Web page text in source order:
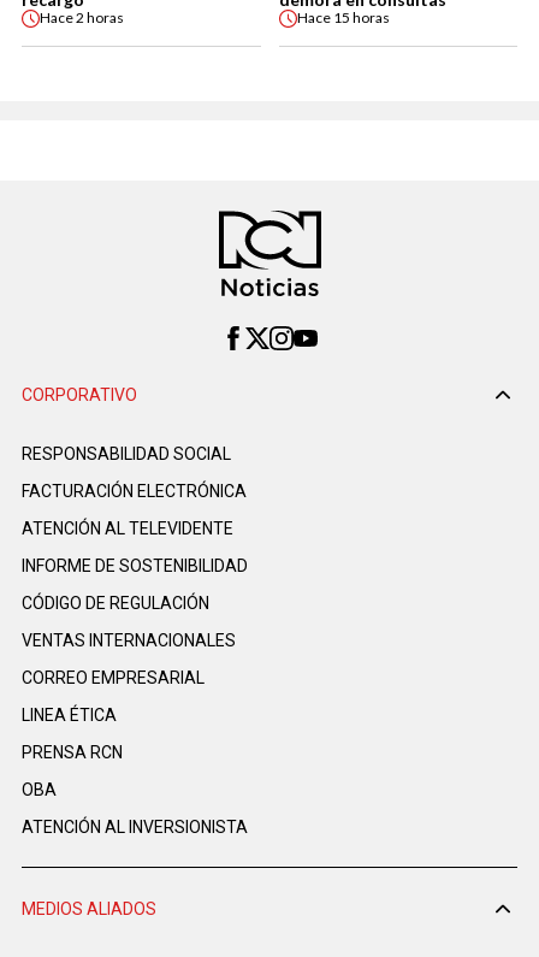
Hace2 horas Hace 15 horas
CORPORATIVO
RESPONSABILIDAD SOCIAL
FACTURACIÓN ELECTRÓNICA
ATENCIÓN AL TELEVIDENTE
INFORME DE SOSTENIBILIDAD
CÓDIGO DE REGULACIÓN
VENTAS INTERNACIONALES
CORREO EMPRESARIAL
LINEA ÉTICA
PRENSA RCN
OBA
ATENCIÓN AL INVERSIONISTA
MEDIOS ALIADOS